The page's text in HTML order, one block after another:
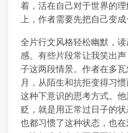
着，活在自己对于世界的
上，作者需要先把自己变成
全片行文风格轻松幽默，
感。有些片段常让我笑出
子这两段情景。作者在多
月，从陌生和抗拒变得习
这种下意识的思考方式。
贬，就是用正常过日子的
也都习惯了这种状态，也